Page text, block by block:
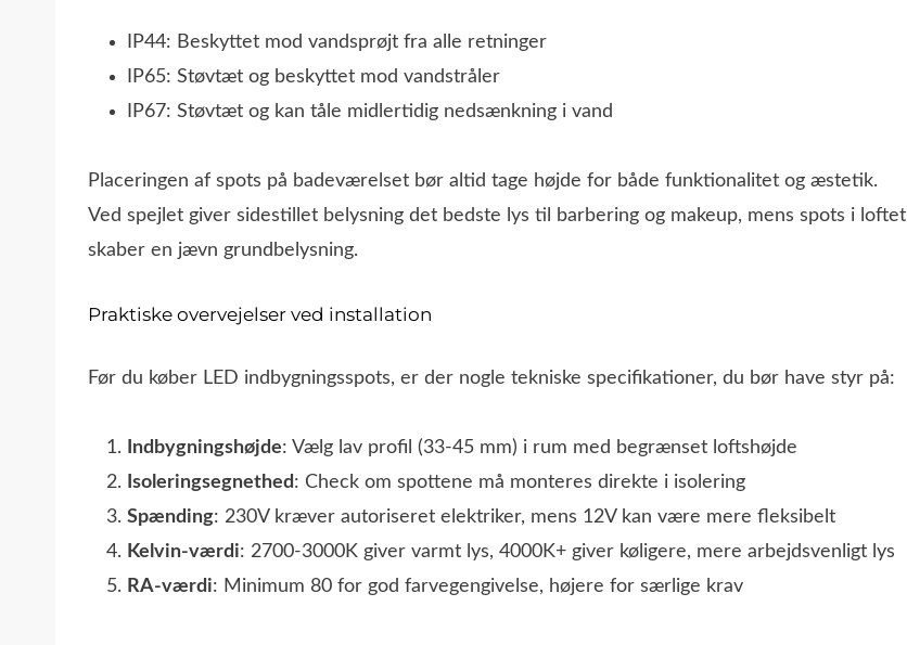
IP44: Beskyttet mod vandsprøjt fra alle retninger
IP65: Støvtæt og beskyttet mod vandstråler
IP67: Støvtæt og kan tåle midlertidig nedsænkning i vand
Placeringen af spots på badeværelset bør altid tage højde for både funktionalitet og æstetik.
Ved spejlet giver sidestillet belysning det bedste lys til barbering og makeup, mens spots i loftet
skaber en jævn grundbelysning.
Praktiske overvejelser ved installation
Før du køber LED indbygningsspots, er der nogle tekniske specifikationer, du bør have styr på:
Indbygningshøjde: Vælg lav profil (33-45 mm) i rum med begrænset loftshøjde
Isoleringsegnethed: Check om spottene må monteres direkte i isolering
Spænding: 230V kræver autoriseret elektriker, mens 12V kan være mere fleksibelt
Kelvin-værdi: 2700-3000K giver varmt lys, 4000K+ giver køligere, mere arbejdsvenligt lys
RA-værdi: Minimum 80 for god farvegengivelse, højere for særlige krav